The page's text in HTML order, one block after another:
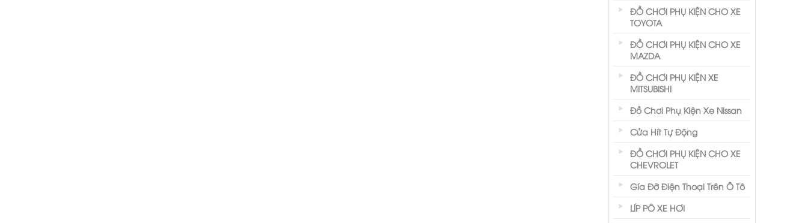
ĐỒ CHƠI PHỤ KIỆN CHO XE
TOYOTA
ĐỒ CHƠI PHỤ KIỆN CHO XE
MAZDA
ĐỒ CHƠI PHỤ KIỆN XE
MITSUBISHI
Đồ Chơi Phụ Kiện Xe Nissan
Cửa Hít Tự Động
ĐỒ CHƠI PHỤ KIỆN CHO XE
CHEVROLET
Gía Đỡ Điện Thoại Trên Ô Tô
LÍP PÔ XE HƠI